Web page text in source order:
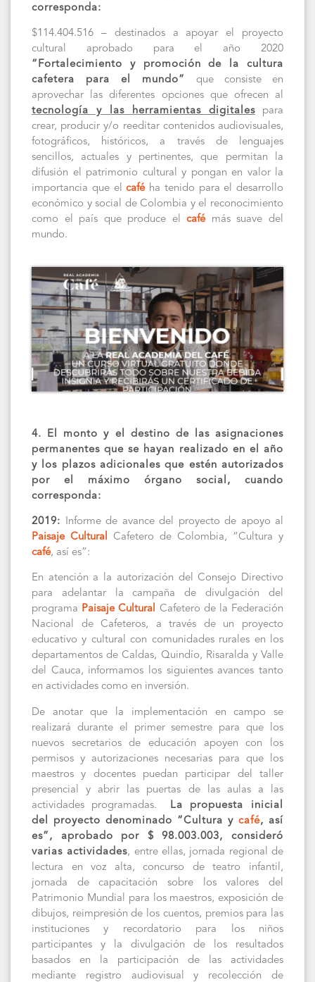
corresponda:
$114.404.516 – destinados a apoyar el proyecto
cultural aprobado para el año 2020
“Fortalecimiento y promoción de la cultura
cafetera para el mundo” que consiste en
aprovechar las diferentes opciones que ofrecen al
tecnología y las herramientas digitales para
crear, producir y/o reeditar contenidos audiovisuales,
fotográficos, históricos, a través de lenguajes
sencillos, actuales y pertinentes, que permitan la
difusión el patrimonio cultural y pongan en valor la
importancia que elcaféha tenido para el desarrollo
económico y social de Colombia y el reconocimiento
como el país que produce elcafémás suave del
mundo.
4. El monto y el destino de las asignaciones
permanentes que se hayan realizado en el año
y los plazos adicionales que estén autorizados
por el máximo órgano social, cuando
corresponda:
2019: Informe de avance del proyecto de apoyo al
Paisaje Cultural
Cafetero de Colombia, “Cultura y
café, así es”:
En atención a la autorización del Consejo Directivo
para adelantar la campaña de divulgación del
programa Paisaje Cultural Cafetero de la Federación
Nacional de Cafeteros, a través de un proyecto
educativo y cultural con comunidades rurales en los
departamentos de Caldas, Quindío, Risaralda y Valle
del Cauca, informamos los siguientes avances tanto
en actividades como en inversión.
De anotar que la implementación en campo se
realizará durante el primer semestre para que los
nuevos secretarios de educación apoyen con los
permisos y autorizaciones necesarias para que los
maestros y docentes puedan participar del taller
presencial y abrir las puertas de las aulas a las
actividades programadas.
La propuesta inicial
del proyecto denominado “Cultura y café, así
es”, aprobado por $ 98.003.003, consideró
varias actividades, entre ellas, jornada regional de
lectura en voz alta, concurso de teatro infantil,
jornada de capacitación sobre los valores del
Patrimonio Mundial para los maestros, exposición de
dibujos, reimpresión de los cuentos, premios para las
instituciones y recordatorio para los niños
participantes y la divulgación de los resultados
basados en la participación de las actividades
mediante registro audiovisual y recolección de